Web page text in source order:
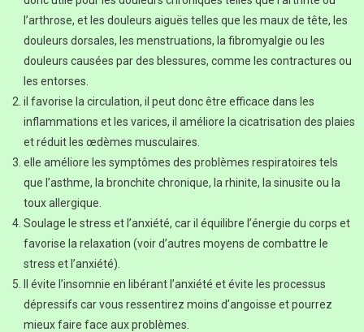
l’arthrose, et les douleurs aiguës telles que les maux de tête, les
douleurs dorsales, les menstruations, la fibromyalgie ou les
douleurs causées par des blessures, comme les contractures ou
les entorses.
il favorise la circulation, il peut donc être efficace dans les
inflammations et les varices, il améliore la cicatrisation des plaies
et réduit les œdèmes musculaires.
elle améliore les symptômes des problèmes respiratoires tels
que l’asthme, la bronchite chronique, la rhinite, la sinusite ou la
toux allergique.
Soulage le stress et l’anxiété, car il équilibre l’énergie du corps et
favorise la relaxation (voir d’autres moyens de combattre le
stress et l’anxiété).
Il évite l’insomnie en libérant l’anxiété et évite les processus
dépressifs car vous ressentirez moins d’angoisse et pourrez
mieux faire face aux problèmes.